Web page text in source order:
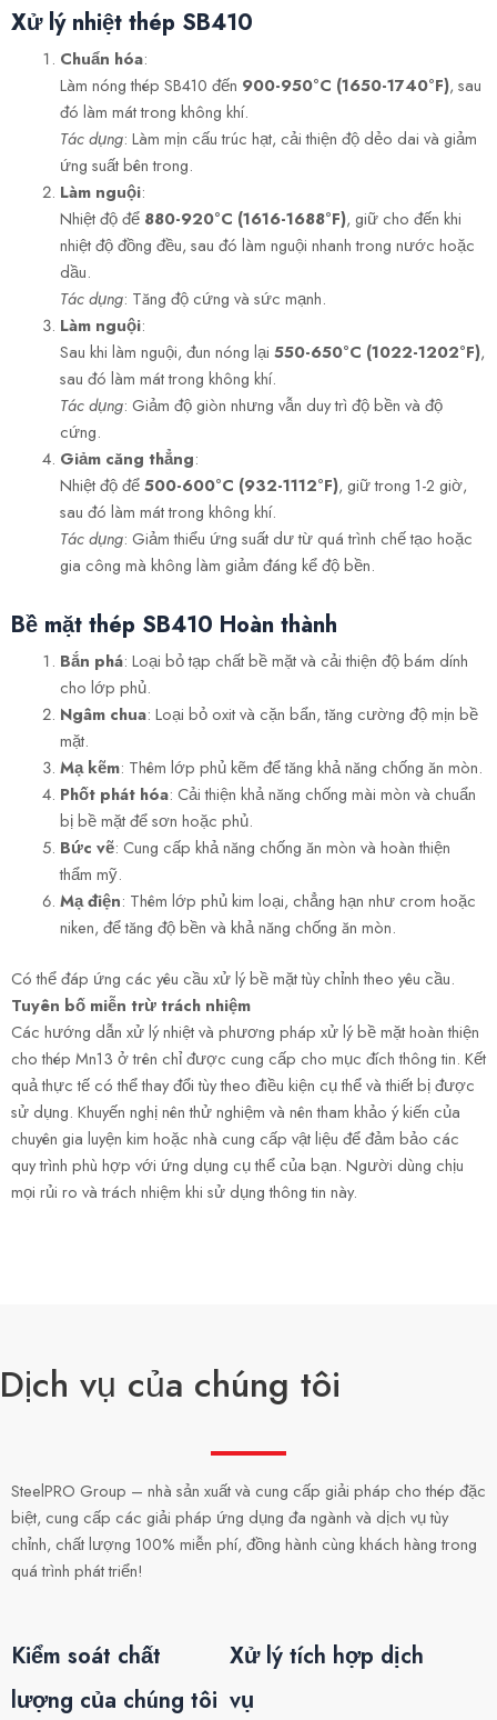
Xử lý nhiệt thép SB410
Chuẩn hóa:
Làm nóng thép SB410 đến 900-950°C (1650-1740°F), sau
đó làm mát trong không khí.
Tác dụng: Làm mịn cấu trúc hạt, cải thiện độ dẻo dai và giảm
ứng suất bên trong.
Làm nguội:
Nhiệt độ để 880-920°C (1616-1688°F), giữ cho đến khi
nhiệt độ đồng đều, sau đó làm nguội nhanh trong nước hoặc
dầu.
Tác dụng: Tăng độ cứng và sức mạnh.
Làm nguội:
Sau khi làm nguội, đun nóng lại 550-650°C (1022-1202°F),
sau đó làm mát trong không khí.
Tác dụng: Giảm độ giòn nhưng vẫn duy trì độ bền và độ
cứng.
Giảm căng thẳng:
Nhiệt độ để500-600°C (932-1112°F), giữ trong 1-2 giờ,
sau đó làm mát trong không khí.
Tác dụng: Giảm thiểu ứng suất dư từ quá trình chế tạo hoặc
gia công mà không làm giảm đáng kể độ bền.
Bề mặt thép SB410 Hoàn thành
Bắn phá: Loại bỏ tạp chất bề mặt và cải thiện độ bám dính
cho lớp phủ.
Ngâm chua: Loại bỏ oxit và cặn bẩn, tăng cường độ mịn bề
mặt.
Mạ kẽm: Thêm lớp phủ kẽm để tăng khả năng chống ăn mòn.
Phốt phát hóa: Cải thiện khả năng chống mài mòn và chuẩn
bị bề mặt để sơn hoặc phủ.
Bức vẽ: Cung cấp khả năng chống ăn mòn và hoàn thiện
thẩm mỹ.
Mạ điện: Thêm lớp phủ kim loại, chẳng hạn như crom hoặc
niken, để tăng độ bền và khả năng chống ăn mòn.
Có thể đáp ứng các yêu cầu xử lý bề mặt tùy chỉnh theo yêu cầu.
Tuyên bố miễn trừ trách nhiệm
Các hướng dẫn xử lý nhiệt và phương pháp xử lý bề mặt hoàn thiện
cho thép Mn13 ở trên chỉ được cung cấp cho mục đích thông tin. Kết
quả thực tế có thể thay đổi tùy theo điều kiện cụ thể và thiết bị được
sử dụng. Khuyến nghị nên thử nghiệm và nên tham khảo ý kiến của
chuyên gia luyện kim hoặc nhà cung cấp vật liệu để đảm bảo các
quy trình phù hợp với ứng dụng cụ thể của bạn. Người dùng chịu
mọi rủi ro và trách nhiệm khi sử dụng thông tin này.
Dịch vụ của chúng tôi
SteelPRO Group – nhà sản xuất và cung cấp giải pháp cho thép đặc
biệt, cung cấp các giải pháp ứng dụng đa ngành và dịch vụ tùy
chỉnh, chất lượng 100% miễn phí, đồng hành cùng khách hàng trong
quá trình phát triển!
Kiểm soát chất
lượng của chúng tôi
Xử lý tích hợp dịch
vụ